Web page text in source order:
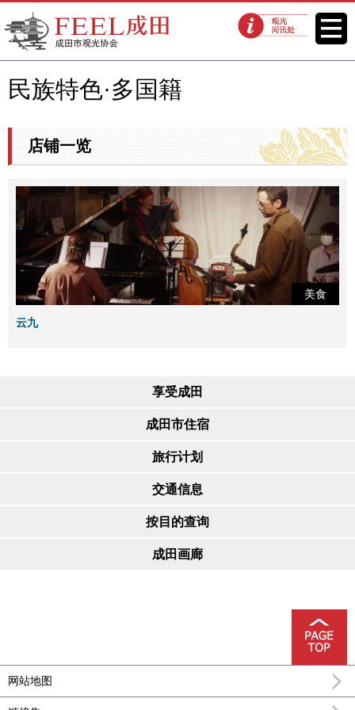
FEEL成田成田市观光协会官方网
站
观光问讯处 菜单
民族特色·多国籍
店铺一览
美食
云九
享受成田
成田市住宿
旅行计划
交通信息
按目的查询
成田画廊
网站地图